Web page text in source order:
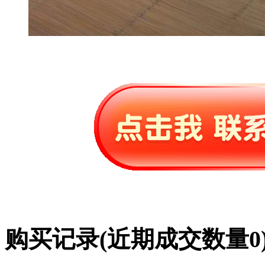
购买记录(近期成交数量0